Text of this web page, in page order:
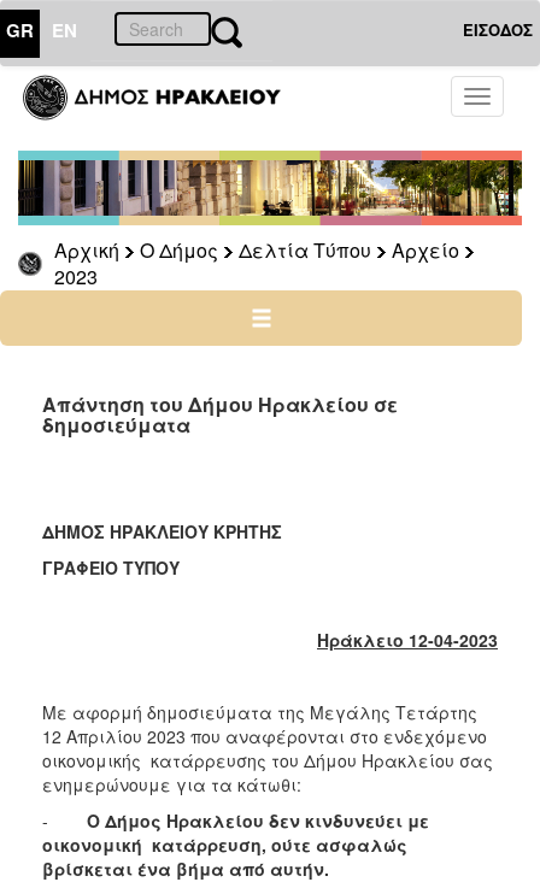
GR EN ΕΙΣΟΔΟΣ
Toggle
Αρχική Ο Δήμος Δελτία Τύπου
Αρχείο
2023
ΔΗΜΟΣ
Δελτία
Τύπου
Αρχείο
2026
2025
2022
2021
2018
2017
2012
2011
2010
2006
Απάντηση του Δήμου Ηρακλείου σε
δημοσιεύματα
ΔΗΜΟΣ ΗΡΑΚΛΕΙΟΥ ΚΡΗΤΗΣ
ΓΡΑΦΕΙΟ ΤΥΠΟΥ
Ηράκλειο 12-04-2023
Με αφορμή δημοσιεύματα της Μεγάλης Τετάρτης
12 Απριλίου 2023 που αναφέρονται στο ενδεχόμενο
οικονομικής κατάρρευσης του Δήμου Ηρακλείου σας
ενημερώνουμε για τα κάτωθι:
- Ο Δήμος Ηρακλείου δεν κινδυνεύει με
οικονομική κατάρρευση, ούτε ασφαλώς
βρίσκεται ένα βήμα από αυτήν.